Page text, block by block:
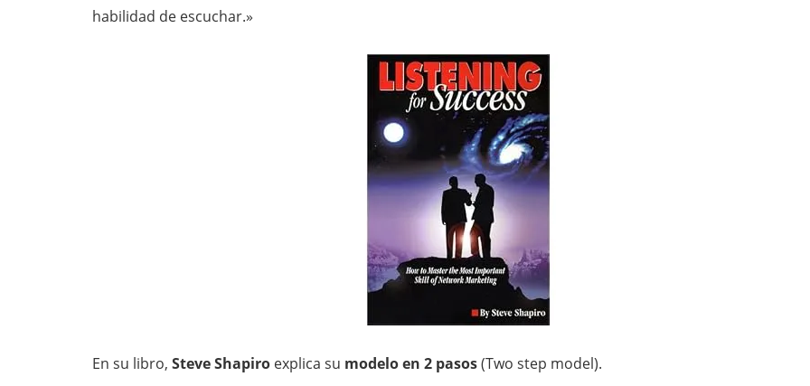
habilidad de escuchar.»
En su libro, Steve Shapiro explica su modelo en 2 pasos(Two step model).